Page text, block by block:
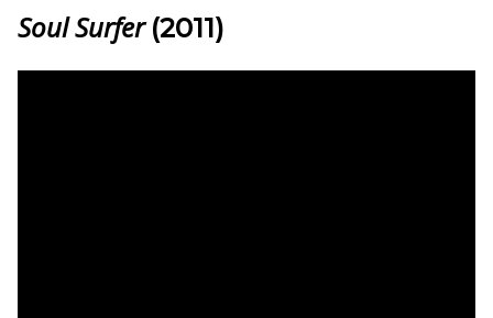
Soul Surfer(2011)